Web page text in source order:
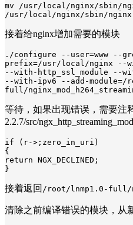
mv /usr/local/nginx/sbin/
/usr/local/nginx/sbin/
接着给nginx增加需要的模块
./configure --user=www --
prefix=/usr/local/nginx --
--with-http_ssl_module --
--with-ipv6 --add-module=/
full/
等待，如果出现错误，需要注
2.2.7/src/
if (r->;zero_in_uri)
{
return NGX_DECLINED;
}
接着返回 /root/lnmp1.0-full/
清除之前编译错误的模块，从